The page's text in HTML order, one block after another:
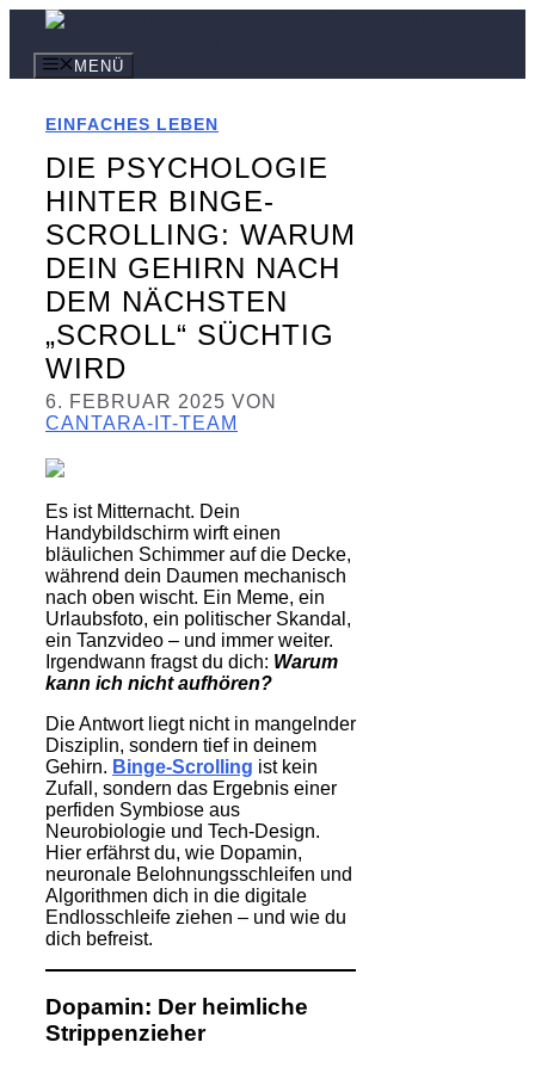
springenMENÜ
EINFACHES LEBEN
DIE PSYCHOLOGIE
HINTER BINGE-
SCROLLING: WARUM
DEIN GEHIRN NACH
DEM NÄCHSTEN
„SCROLL“ SÜCHTIG
WIRD
6. FEBRUAR 2025 VON
CANTARA-IT-TEAM
Es ist Mitternacht. Dein
Handybildschirm wirft einen
bläulichen Schimmer auf die Decke,
während dein Daumen mechanisch
nach oben wischt. Ein Meme, ein
Urlaubsfoto, ein politischer Skandal,
ein Tanzvideo – und immer weiter.
Irgendwann fragst du dich: Warum
kann ich nicht aufhören?
Die Antwort liegt nicht in mangelnder
Disziplin, sondern tief in deinem
Gehirn. Binge-Scrolling ist kein
Zufall, sondern das Ergebnis einer
perfiden Symbiose aus
Neurobiologie und Tech-Design.
Hier erfährst du, wie Dopamin,
neuronale Belohnungsschleifen und
Algorithmen dich in die digitale
Endlosschleife ziehen – und wie du
dich befreist.
Dopamin: Der heimliche
Strippenzieher